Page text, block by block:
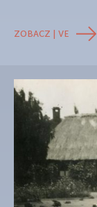
ZOBACZ | VE